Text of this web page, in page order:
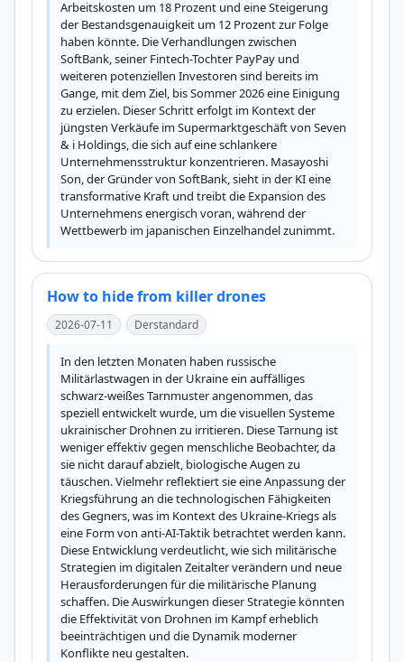
Arbeitskosten um 18 Prozent und eine Steigerung
der Bestandsgenauigkeit um 12 Prozent zur Folge
haben könnte. Die Verhandlungen zwischen
SoftBank, seiner Fintech-Tochter PayPay und
weiteren potenziellen Investoren sind bereits im
Gange, mit dem Ziel, bis Sommer 2026 eine Einigung
zu erzielen. Dieser Schritt erfolgt im Kontext der
jüngsten Verkäufe im Supermarktgeschäft von Seven
& i Holdings, die sich auf eine schlankere
Unternehmensstruktur konzentrieren. Masayoshi
Son, der Gründer von SoftBank, sieht in der KI eine
transformative Kraft und treibt die Expansion des
Unternehmens energisch voran, während der
Wettbewerb im japanischen Einzelhandel zunimmt.
How to hide from killer drones
2026-07-11 Derstandard
In den letzten Monaten haben russische
Militärlastwagen in der Ukraine ein auffälliges
schwarz-weißes Tarnmuster angenommen, das
speziell entwickelt wurde, um die visuellen Systeme
ukrainischer Drohnen zu irritieren. Diese Tarnung ist
weniger effektiv gegen menschliche Beobachter, da
sie nicht darauf abzielt, biologische Augen zu
täuschen. Vielmehr reflektiert sie eine Anpassung der
Kriegsführung an die technologischen Fähigkeiten
des Gegners, was im Kontext des Ukraine-Kriegs als
eine Form von anti-AI-Taktik betrachtet werden kann.
Diese Entwicklung verdeutlicht, wie sich militärische
Strategien im digitalen Zeitalter verändern und neue
Herausforderungen für die militärische Planung
schaffen. Die Auswirkungen dieser Strategie könnten
die Effektivität von Drohnen im Kampf erheblich
beeinträchtigen und die Dynamik moderner
Konflikte neu gestalten.